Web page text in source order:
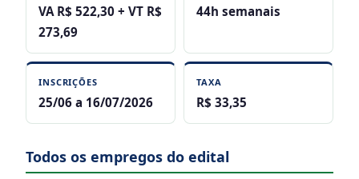
VA R$ 522,30 + VT R$
273,69
44h semanais
INSCRIÇÕES
25/06 a 16/07/2026
TAXA
R$ 33,35
Todos os empregos do edital